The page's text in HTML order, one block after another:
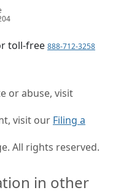
toll-free 888-712-3258
or abuse, visit
visit our Filing a
All rights reserved.
in other